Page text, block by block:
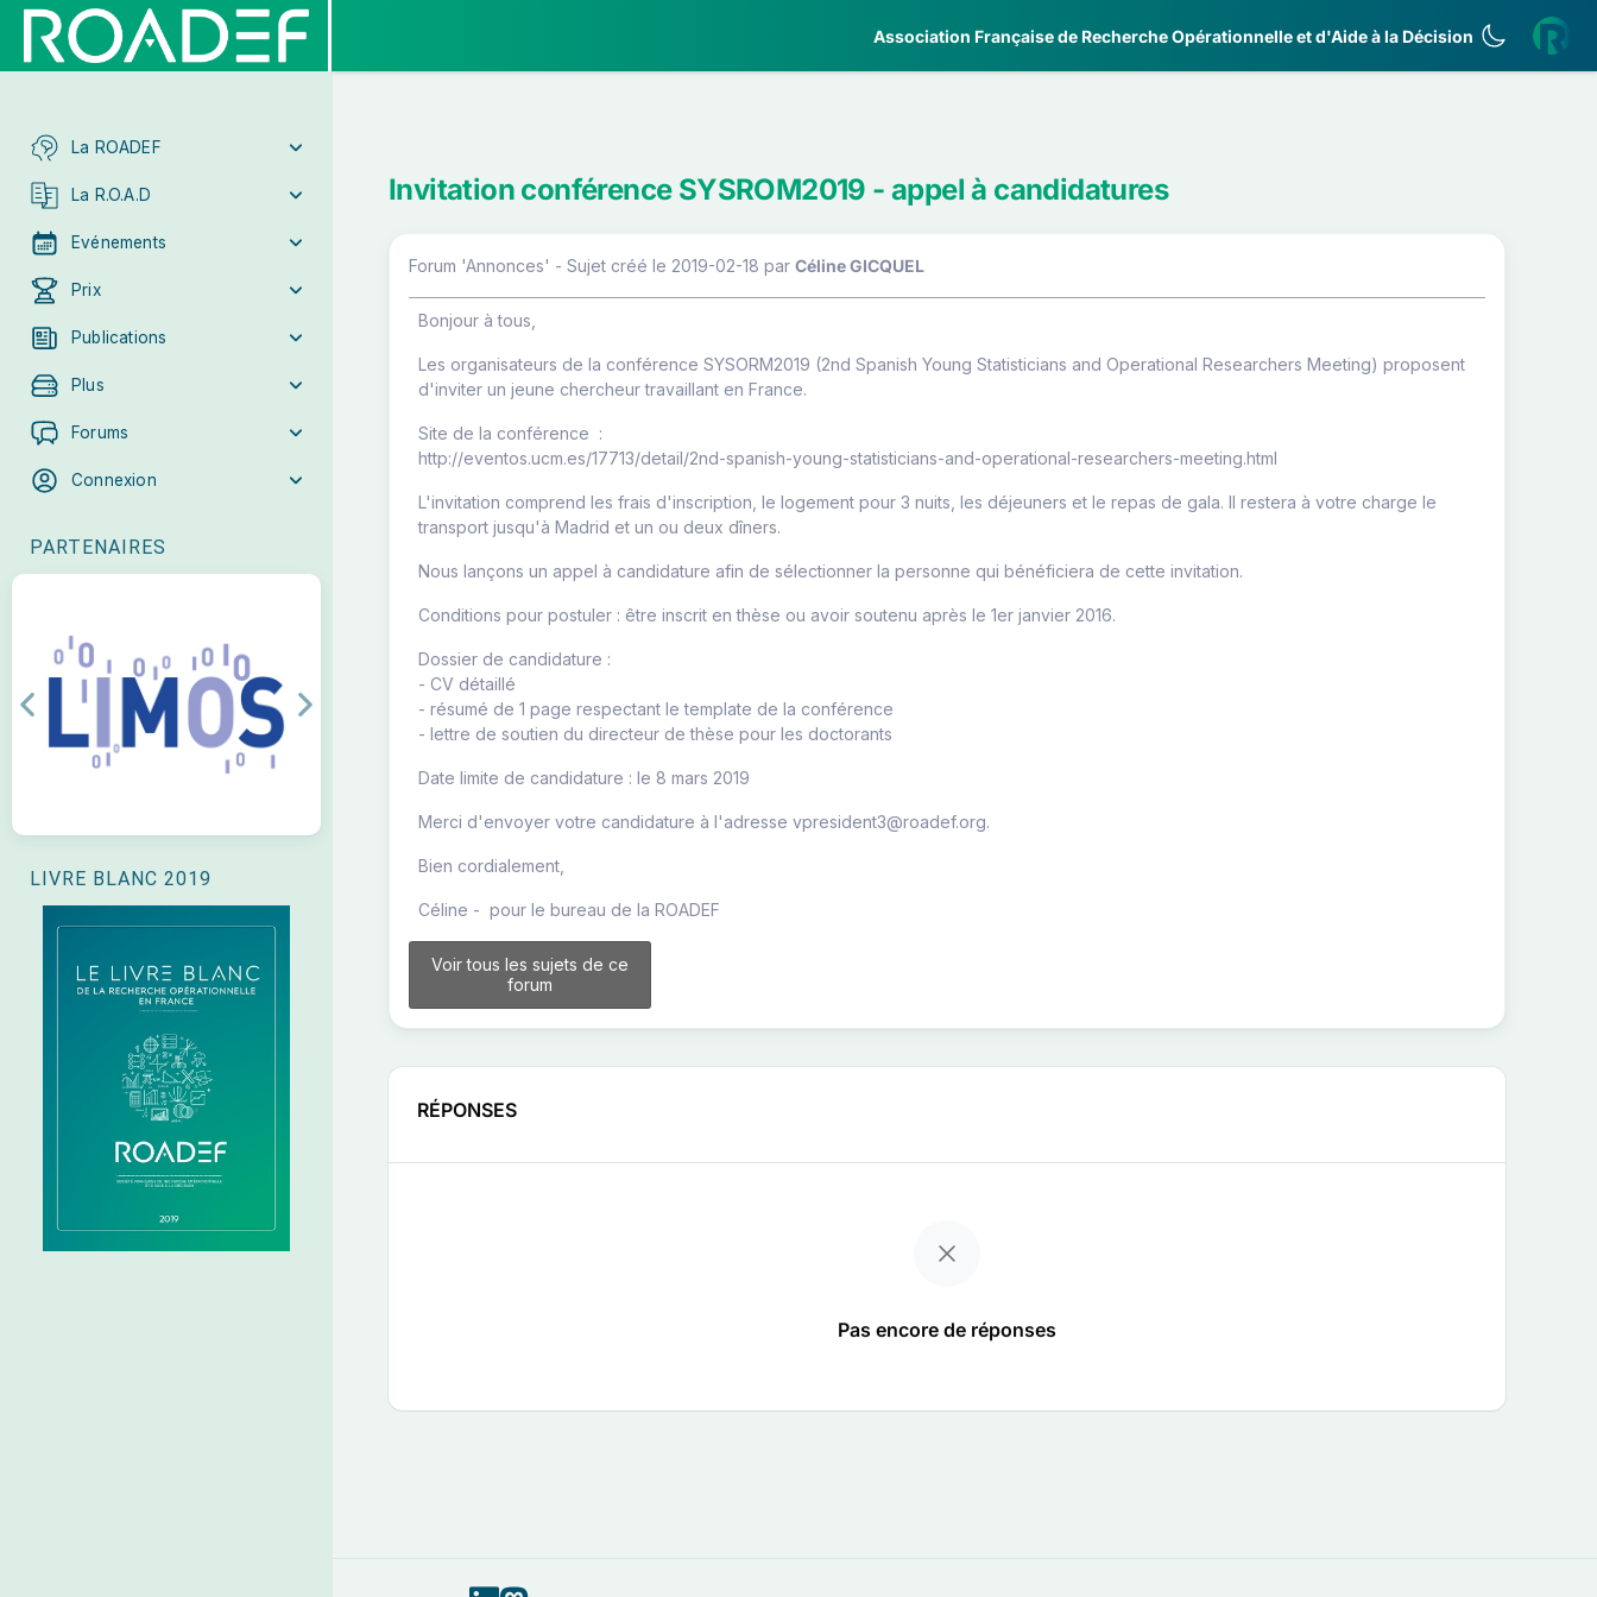
La ROADEF
La R.O.A.D
Evénements
Prix
Publications
Plus
Forums
Connexion
PARTENAIRES
Previous Next
LIVRE BLANC 2019
Association Française de Recherche Opérationnelle et d'Aide à la Décision
Invitation conférence SYSROM2019 - appel à candidatures
Forum 'Annonces' - Sujet créé le 2019-02-18 par Céline GICQUEL
Bonjour à tous,
Les organisateurs de la conférence SYSORM2019 (2nd Spanish Young Statisticians and Operational Researchers Meeting) proposent
d'inviter un jeune chercheur travaillant en France.
Site de la conférence :
http://eventos.ucm.es/17713/detail/2nd-spanish-young-statisticians-and-operational-researchers-meeting.html
L'invitation comprend les frais d'inscription, le logement pour 3 nuits, les déjeuners et le repas de gala. Il restera à votre charge le
transport jusqu'à Madrid et un ou deux dîners.
Nous lançons un appel à candidature afin de sélectionner la personne qui bénéficiera de cette invitation.
Conditions pour postuler : être inscrit en thèse ou avoir soutenu après le 1er janvier 2016.
Dossier de candidature :
- CV détaillé
- résumé de 1 page respectant le template de la conférence
- lettre de soutien du directeur de thèse pour les doctorants
Date limite de candidature : le 8 mars 2019
Merci d'envoyer votre candidature à l'adresse vpresident3@roadef.org.
Bien cordialement,
Céline - pour le bureau de la ROADEF
Voir tous les sujets de ce
forum
RÉPONSES
Pas encore de réponses